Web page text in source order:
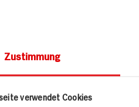
Zustimmung
verwendet Cookies